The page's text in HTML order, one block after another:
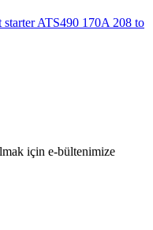
ATS490 170A 208 to
için e-bültenimize